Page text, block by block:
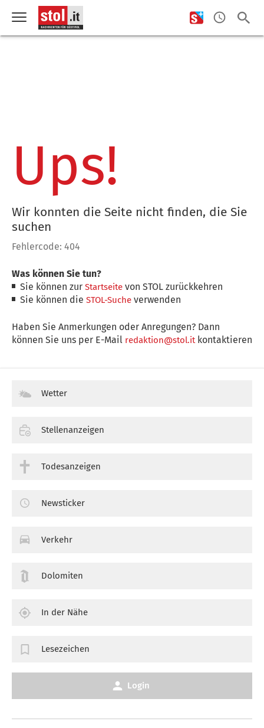
Ups!
Wir konnten die Seite nicht finden, die Sie
suchen
Fehlercode: 404
Was können Sie tun?
Sie können zurStartseite von STOL zurückkehren
Sie können dieSTOL-Suche verwenden
Haben Sie Anmerkungen oder Anregungen? Dann
können Sie uns per E-Mail redaktion@stol.itkontaktieren
Wetter
Stellenanzeigen
Todesanzeigen
Newsticker
Verkehr
Dolomiten
In der Nähe
Lesezeichen
Login